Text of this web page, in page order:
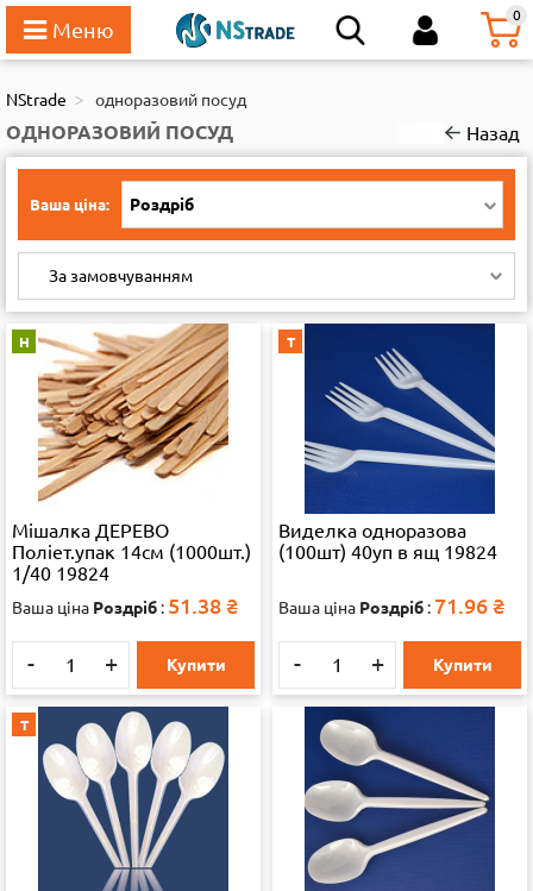
0
111
NStrade одноразовий посуд
ОДНОРАЗОВИЙ ПОСУД Назад
Ваша ціна: Роздріб
За замовчуванням
Н
Мішалка ДЕРЕВО
Поліет.упак 14см (1000шт.)
1/40 19824
Ваша ціна Роздріб : 51.38 ₴
- + Купити
Т
Виделка одноразова
(100шт) 40уп в ящ 19824
Ваша ціна Роздріб : 71.96 ₴
- + Купити
Т